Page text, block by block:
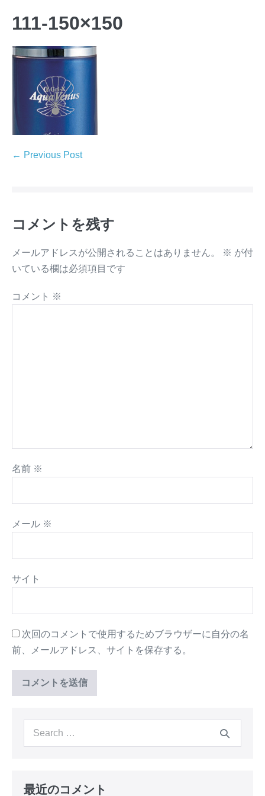
111-150×150
← Previous Post
コメントを残す
メールアドレスが公開されることはありません。 ※ が付
いている欄は必須項目です
コメント ※
名前 ※
メール ※
サイト
次回のコメントで使用するためブラウザーに自分の名
前、メールアドレス、サイトを保存する。
最近のコメント